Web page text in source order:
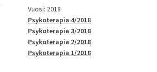
Vuosi: 2018
Psykoterapia 4/2018
Psykoterapia 3/2018
Psykoterapia 2/2018
Psykoterapia 1/2018